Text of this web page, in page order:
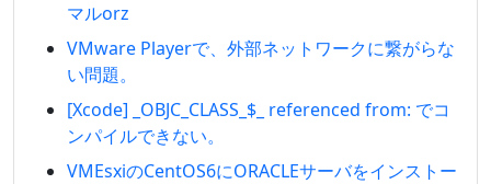
マルorz
VMware Playerで、外部ネットワークに繋がらな
い問題。
[Xcode] _OBJC_CLASS_$_ referenced from: でコ
ンパイルできない。
VMEsxiのCentOS6にORACLEサーバをインストー